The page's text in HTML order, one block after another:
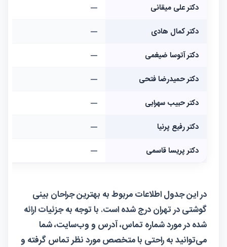
دکتر علی میقانی —
دکتر کمال هادی —
دکتر آتوسا ضیغمی —
دکتر حمیدرضا فتحی —
دکتر حبیب سهرابی —
دکتر رفیع پرنیا —
دکتر پریسا قاسمی —
در این جدول اطلاعات مربوط به بهترین جراحان بینی
گوشتی در تهران درج شده است. با توجه به جزئیات ارائه
شده در مورد شماره تماس، آدرس و وب‌سایت، شما
می‌توانید به راحتی با متخصص مورد نظر تماس گرفته و